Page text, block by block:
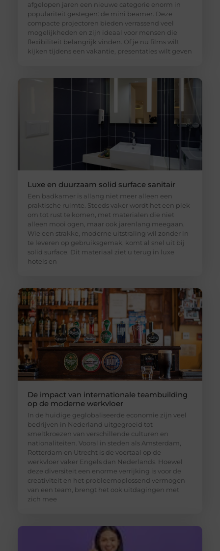
afgelopen jaren een nieuwe categorie enorm in
populariteit gestegen: de mini beamer. Deze
compacte projectoren bieden verrassend veel
mogelijkheden en zijn ideaal voor mensen die
flexibiliteit belangrijk vinden. Of je nu films wilt
kijken tijdens een vakantie, presentaties wilt geven
Luxe en duurzaam solid surface sanitair
Een badkamer is allang niet meer alleen een
praktische ruimte. Steeds vaker wordt het een plek
om tot rust te komen, met materialen die niet
alleen mooi ogen, maar ook jarenlang meegaan.
Wie een strakke, moderne uitstraling wil zonder in
te leveren op gebruiksgemak, komt al snel uit bij
solid surface. Dit materiaal ziet u terug in luxe
hotels en
De impact van internationale teambuilding
op de moderne werkvloer
In de huidige geglobaliseerde economie zijn veel
bedrijven in Nederland uitgegroeid tot
smeltkroezen van verschillende culturen en
nationaliteiten. Vooral in steden als Amsterdam,
Rotterdam en Utrecht is de voertaal op de
werkvloer vaker Engels dan Nederlands. Hoewel
deze diversiteit een enorme verrijking is voor de
creativiteit en het probleemoplossend vermogen
van een team, brengt het ook uitdagingen met
zich mee